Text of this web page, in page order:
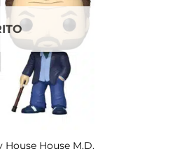
House M.D.